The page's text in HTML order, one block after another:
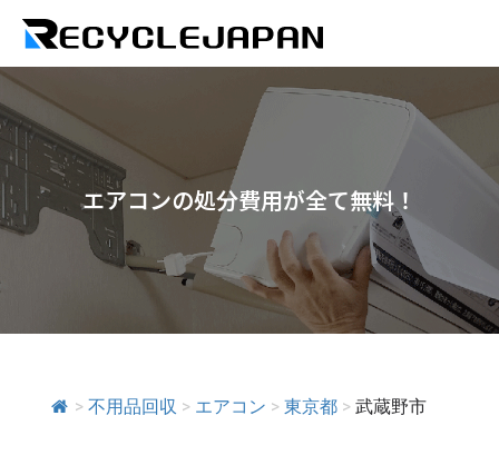
エアコンの処分費用が全て無料！
> 不用品回収 > エアコン > 東京都 > 武蔵野市